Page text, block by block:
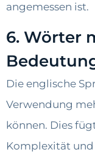
angemessen ist.
6. Wörter
Die englische
Verwendung
können. Dies
Komplexität und